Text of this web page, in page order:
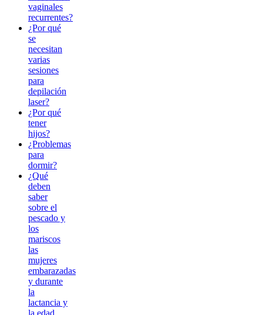
vaginales
recurrentes?
¿Por qué
se
necesitan
varias
sesiones
para
depilación
laser?
¿Por qué
tener
hijos?
¿Problemas
para
dormir?
¿Qué
deben
saber
sobre el
pescado y
los
mariscos
las
mujeres
embarazadas
y durante
la
lactancia y
la edad